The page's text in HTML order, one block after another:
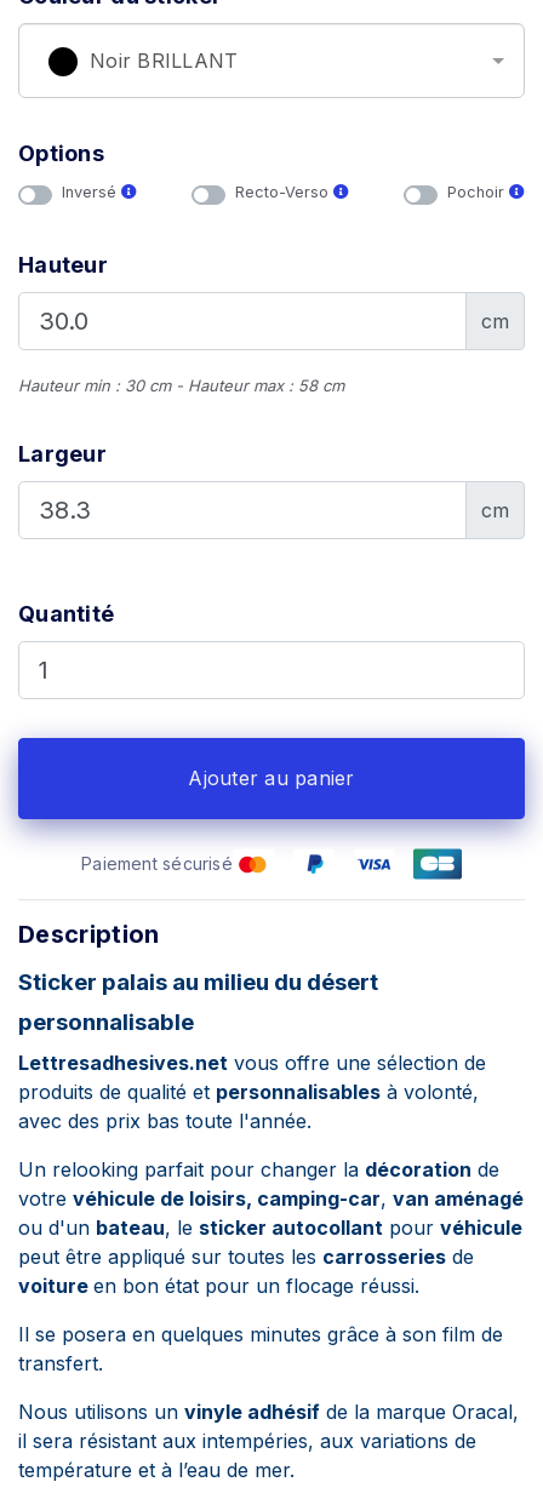
Noir BRILLANT
Options
Inversé Recto-Verso Pochoir
Hauteur
cm
Hauteur min : 30 cm - Hauteur max : 58 cm
Largeur
cm
Quantité
Ajouter au panier
Paiement sécurisé
Description
Sticker palais au milieu du désert
personnalisable
Lettresadhesives.net vous offre une sélection de
produits de qualité et personnalisables à volonté,
avec des prix bas toute l'année.
Un relooking parfait pour changer la décoration de
votre véhicule de loisirs, camping-car, van aménagé
ou d'un bateau, le sticker autocollant pour véhicule
peut être appliqué sur toutes les carrosseries de
voiture en bon état pour un flocage réussi.
Il se posera en quelques minutes grâce à son film de
transfert.
Nous utilisons un vinyle adhésif de la marque Oracal,
il sera résistant aux intempéries, aux variations de
température et à l’eau de mer.